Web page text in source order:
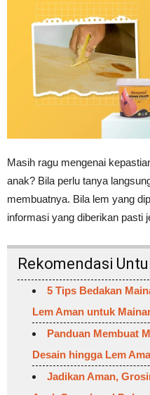
Masih ragu mengenai
anak? Bila perlu tanya
membuatnya. Bila lem yang
informasi yang diberikan pasti
Rekomendasi
5 Tips Bedakan
Lem Aman untuk
Panduan Membuat
Desain hingga Lem
Jadikan Aman,